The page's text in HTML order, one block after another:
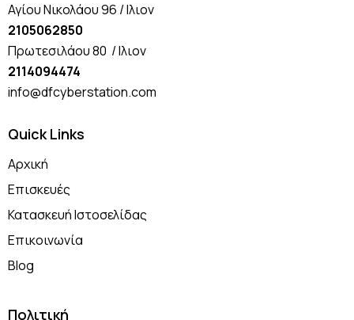
Αγίου Νικολάου 96 / Ιλιον
2105062850
Πρωτεσιλάου 80 / Ιλιον
2114094474
info@dfcyberstation.com
Quick Links
Αρχική
Επισκευές
Κατασκευή Ιστοσελίδας
Επικοινωνία
Blog
Πολιτική